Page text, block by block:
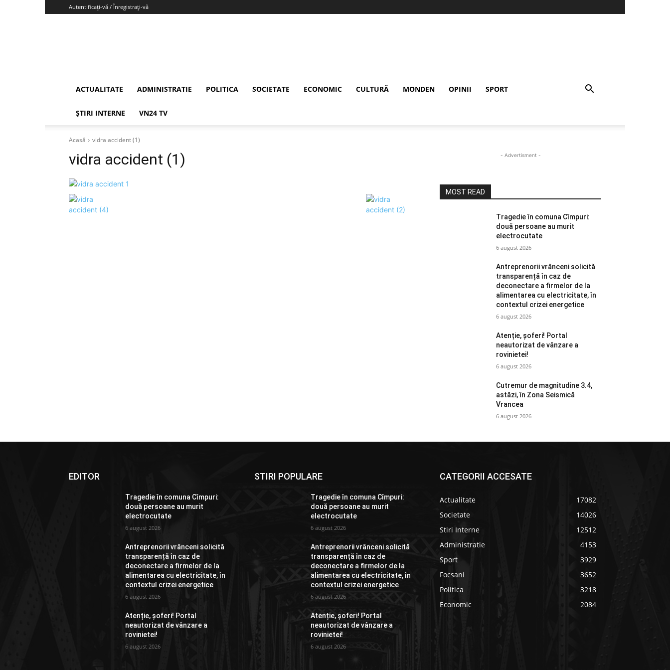
Autentificați-vă / Înregistrați-vă
ACTUALITATE ADMINISTRATIE POLITICA SOCIETATE ECONOMIC CULTURĂ MONDEN OPINII SPORT
ȘTIRI INTERNE VN24 TV
Acasă vidra accident (1)
vidra accident (1) - Advertisment -
MOST READ
Tragedie în comuna Cîmpuri:
două persoane au murit
electrocutate
6 august 2026
Antreprenorii vrânceni solicită
transparență în caz de
deconectare a firmelor de la
alimentarea cu electricitate, în
contextul crizei energetice
6 august 2026
Atenție, șoferi! Portal
neautorizat de vânzare a
rovinietei!
6 august 2026
Cutremur de magnitudine 3.4,
astăzi, în Zona Seismică
Vrancea
6 august 2026
EDITOR
Tragedie în comuna Cîmpuri:
două persoane au murit
electrocutate
6 august 2026
Antreprenorii vrânceni solicită
transparență în caz de
deconectare a firmelor de la
alimentarea cu electricitate, în
contextul crizei energetice
6 august 2026
Atenție, șoferi! Portal
neautorizat de vânzare a
rovinietei!
6 august 2026
STIRI POPULARE
Tragedie în comuna Cîmpuri:
două persoane au murit
electrocutate
6 august 2026
Antreprenorii vrânceni solicită
transparență în caz de
deconectare a firmelor de la
alimentarea cu electricitate, în
contextul crizei energetice
6 august 2026
Atenție, șoferi! Portal
neautorizat de vânzare a
rovinietei!
6 august 2026
CATEGORII ACCESATE
Actualitate
17082
Societate
14026
Stiri Interne
12512
Administratie
4153
Sport
3929
Focsani
3652
Politica
3218
Economic
2084